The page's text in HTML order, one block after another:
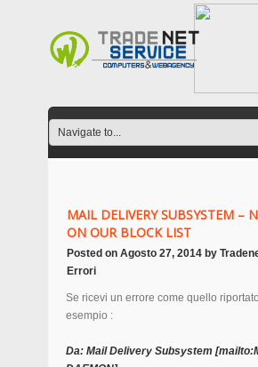
MAIL DELIVERY SUBSYSTEM –
ON OUR BLOCK LIST
Posted on Agosto 27, 2014 by
Errori
Se ricevi un errore come quello
esempio :
Da: Mail Delivery Subsystem